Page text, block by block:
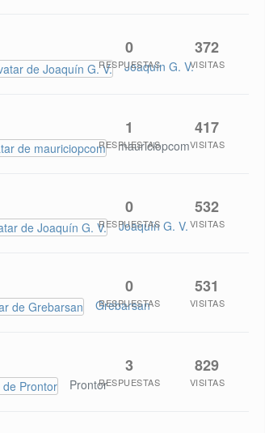
Joaquín G. V.
0
RESPUESTAS
372
VISITAS
mauriciopcom
1
RESPUESTAS
417
VISITAS
Joaquín G. V.
0
RESPUESTAS
532
VISITAS
Grebarsan
0
RESPUESTAS
531
VISITAS
Prontor
3
RESPUESTAS
829
VISITAS